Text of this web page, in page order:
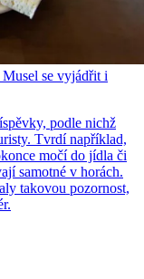
se vyjádřit i
podle nichž
Tvrdí například,
močí do jídla či
samotné v horách.
takovou pozornost,